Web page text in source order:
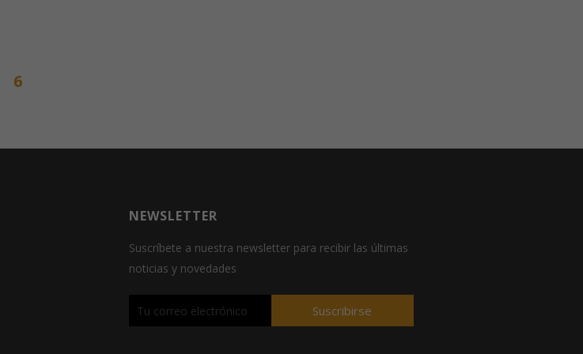
6
NEWSLETTER
Suscríbete a nuestra newsletter para recibir las últimas
noticias y novedades
Suscribirse
desaparecerán
Al compartir tus